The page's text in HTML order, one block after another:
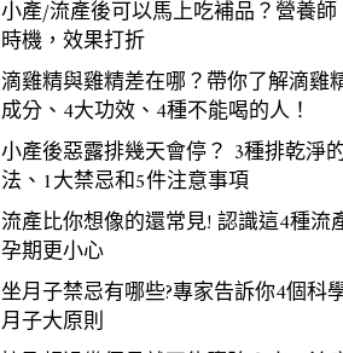
小產/流產後可以馬上吃補品？營養
時機，效果打折
滴雞精與雞精差在哪？帶你了解滴雞
成分、4大功效、4種不能喝的人！
小產後惡露排幾天會停？ 3種排乾淨
法、1大禁忌和5件注意事項
流產比你想像的還常見! 認識這4種流
孕期更小心
坐月子禁忌有哪些?專家告訴你4個科
月子大原則